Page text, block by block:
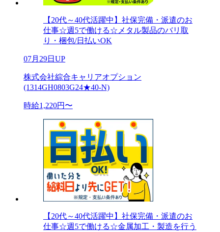
【20代～40代活躍中】社保完備・派遣のお
仕事☆週5で働ける☆メタル製品のバリ取
り・梱包/日払いOK
07月29日UP
株式会社綜合キャリアオプション
(1314GH0803G24★40-N)
時給1,220円〜
【20代～40代活躍中】社保完備・派遣のお
仕事☆週5で働ける☆金属加工・製造を行う